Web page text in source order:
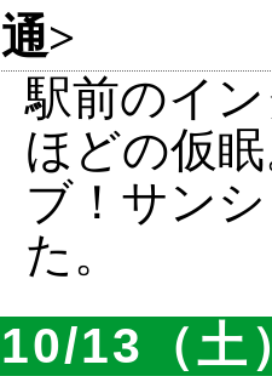
通>
駅前のイ
ほどの仮
ブ！サン
た。
10/13（土